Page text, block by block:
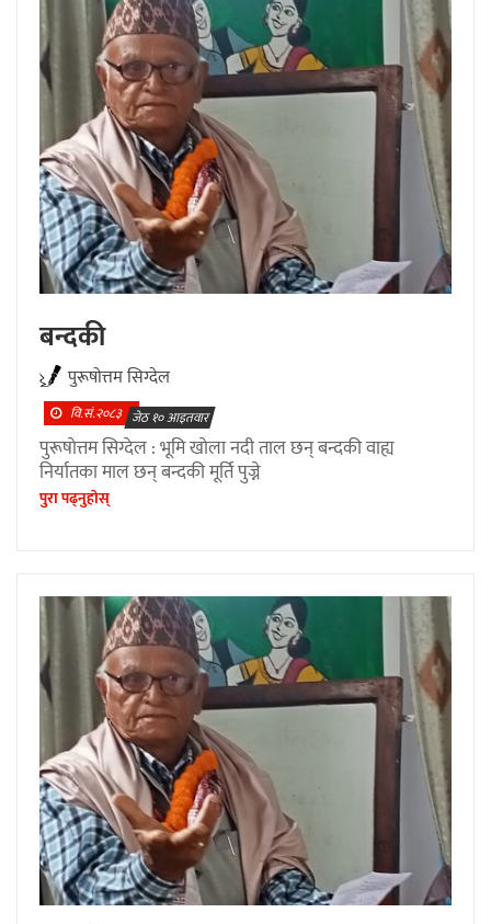
बन्दकी
पुरूषाेत्तम सिग्देल
वि.सं.२०८३ जेठ १० आइतवार
पुरूषाेत्तम सिग्देल : भूमि खाेला नदी ताल छन् बन्दकी वाह्य
निर्यातका माल छन् बन्दकी मूर्ति पुज्ने
पुरा पढ्नुहाेस्